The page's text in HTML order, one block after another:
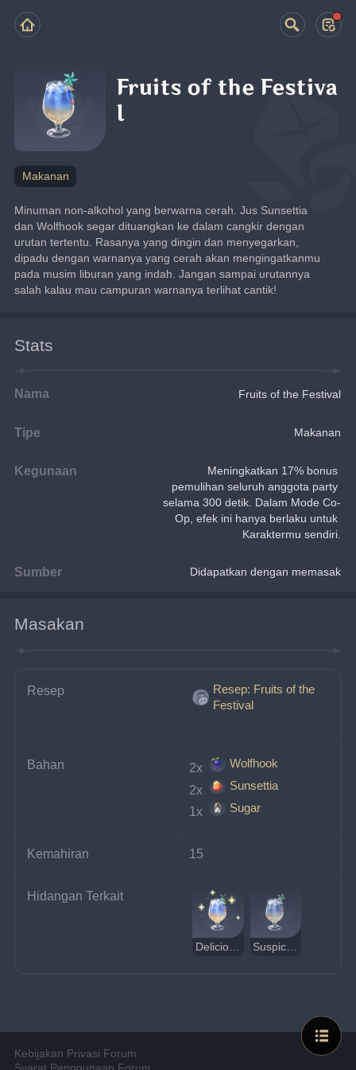
Fruits of the Festiva
l
Makanan
Minuman non-alkohol yang berwarna cerah. Jus Sunsettia
dan Wolfhook segar dituangkan ke dalam cangkir dengan
urutan tertentu. Rasanya yang dingin dan menyegarkan,
dipadu dengan warnanya yang cerah akan mengingatkanmu
pada musim liburan yang indah. Jangan sampai urutannya
salah kalau mau campuran warnanya terlihat cantik!
Stats
Nama Fruits of the Festival
Tipe Makanan
Kegunaan
Meningkatkan 17% bonus
pemulihan seluruh anggota party
selama 300 detik. Dalam Mode Co-
Op, efek ini hanya berlaku untuk
Karaktermu sendiri.
Sumber Didapatkan dengan memasak
Masakan
Resep
Resep: Fruits of the
Festival
Bahan 2x
Wolfhook
2x
Sunsettia
1x
Sugar
Kemahiran 15
Hidangan Terkait
Kebijakan Privasi Forum